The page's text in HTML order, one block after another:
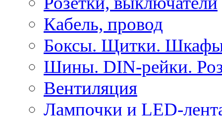
Кабель, провод
Боксы. Щитки.
Шины. DIN-рейки.
Вентиляция
Лампочки и LED-